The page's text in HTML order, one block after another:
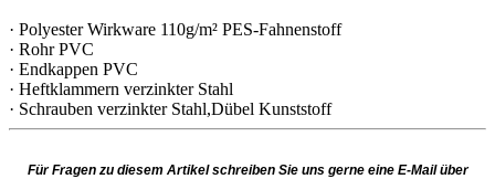
· Polyester Wirkware 110g/m² PES-Fahnenstoff
· Rohr PVC
· Endkappen PVC
· Heftklammern verzinkter Stahl
· Schrauben verzinkter Stahl,Dübel Kunststoff
Für Fragen zu diesem Artikel schreiben Sie uns gerne eine E-Mail über